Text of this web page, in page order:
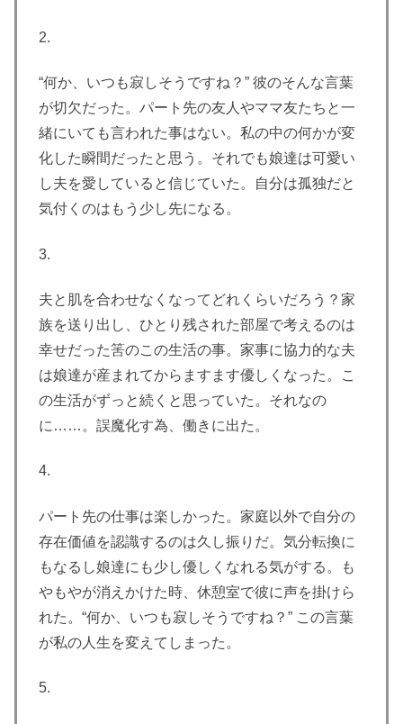
2.
“何か、いつも寂しそうですね？” 彼のそんな言葉
が切欠だった。パート先の友人やママ友たちと一
緒にいても言われた事はない。私の中の何かが変
化した瞬間だったと思う。それでも娘達は可愛い
し夫を愛していると信じていた。自分は孤独だと
気付くのはもう少し先になる。
3.
夫と肌を合わせなくなってどれくらいだろう？家
族を送り出し、ひとり残された部屋で考えるのは
幸せだった筈のこの生活の事。家事に協力的な夫
は娘達が産まれてからますます優しくなった。こ
の生活がずっと続くと思っていた。それなの
に……。誤魔化す為、働きに出た。
4.
パート先の仕事は楽しかった。家庭以外で自分の
存在価値を認識するのは久し振りだ。気分転換に
もなるし娘達にも少し優しくなれる気がする。も
やもやが消えかけた時、休憩室で彼に声を掛けら
れた。“何か、いつも寂しそうですね？” この言葉
が私の人生を変えてしまった。
5.